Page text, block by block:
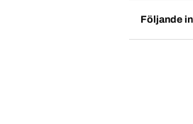
Följande